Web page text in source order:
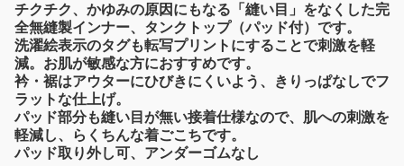
チクチク、かゆみの原因にもなる「縫い目」をなくした完
全無縫製インナー、タンクトップ（パッド付）です。
洗濯絵表示のタグも転写プリントにすることで刺激を軽
減。お肌が敏感な方におすすめです。
衿・裾はアウターにひびきにくいよう、きりっぱなしでフ
ラットな仕上げ。
パッド部分も縫い目が無い接着仕様なので、肌への刺激を
軽減し、らくちんな着ごこちです。
パッド取り外し可、アンダーゴムなし